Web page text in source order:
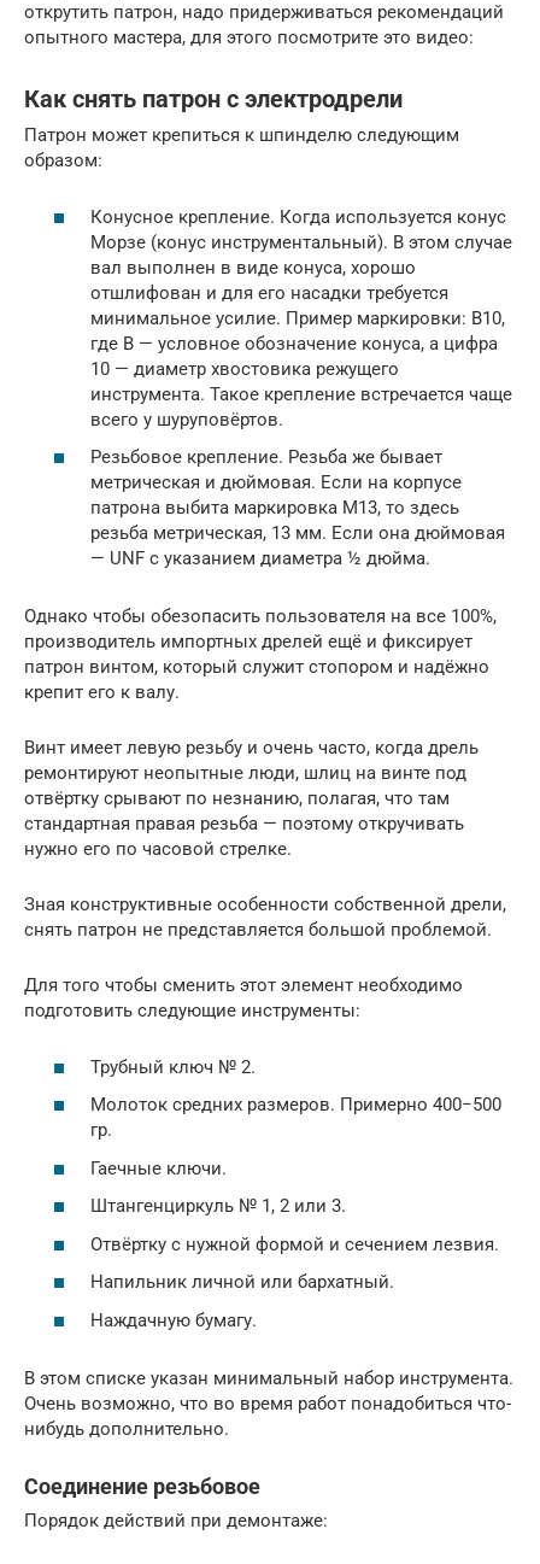
открутить патрон, надо придерживаться рекомендаций
опытного мастера, для этого посмотрите это видео:
Как снять патрон с электродрели
Патрон может крепиться к шпинделю следующим
образом:
Конусное крепление. Когда используется конус
Морзе (конус инструментальный). В этом случае
вал выполнен в виде конуса, хорошо
отшлифован и для его насадки требуется
минимальное усилие. Пример маркировки: В10,
где В — условное обозначение конуса, а цифра
10 — диаметр хвостовика режущего
инструмента. Такое крепление встречается чаще
всего у шуруповёртов.
Резьбовое крепление. Резьба же бывает
метрическая и дюймовая. Если на корпусе
патрона выбита маркировка М13, то здесь
резьба метрическая, 13 мм. Если она дюймовая
— UNF с указанием диаметра ½ дюйма.
Однако чтобы обезопасить пользователя на все 100%,
производитель импортных дрелей ещё и фиксирует
патрон винтом, который служит стопором и надёжно
крепит его к валу.
Винт имеет левую резьбу и очень часто, когда дрель
ремонтируют неопытные люди, шлиц на винте под
отвёртку срывают по незнанию, полагая, что там
стандартная правая резьба — поэтому откручивать
нужно его по часовой стрелке.
Зная конструктивные особенности собственной дрели,
снять патрон не представляется большой проблемой.
Для того чтобы сменить этот элемент необходимо
подготовить следующие инструменты:
Трубный ключ № 2.
Молоток средних размеров. Примерно 400−500
гр.
Гаечные ключи.
Штангенциркуль № 1, 2 или 3.
Отвёртку с нужной формой и сечением лезвия.
Напильник личной или бархатный.
Наждачную бумагу.
В этом списке указан минимальный набор инструмента.
Очень возможно, что во время работ понадобиться что-
нибудь дополнительно.
Соединение резьбовое
Порядок действий при демонтаже: